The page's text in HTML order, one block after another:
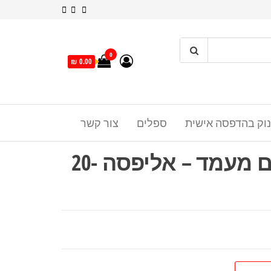
0
0.00 ₪
צור קשר ספלים בהדפסה אישית
זכוכית דקה עם מעמד – אליפסה 20-